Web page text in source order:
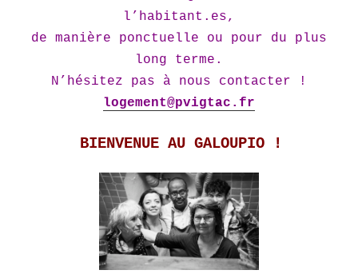
l’habitant.es,
de manière ponctuelle ou pour du plus
long terme.
N’hésitez pas à nous contacter !
logement@pvigtac.fr
BIENVENUE AU GALOUPIO !